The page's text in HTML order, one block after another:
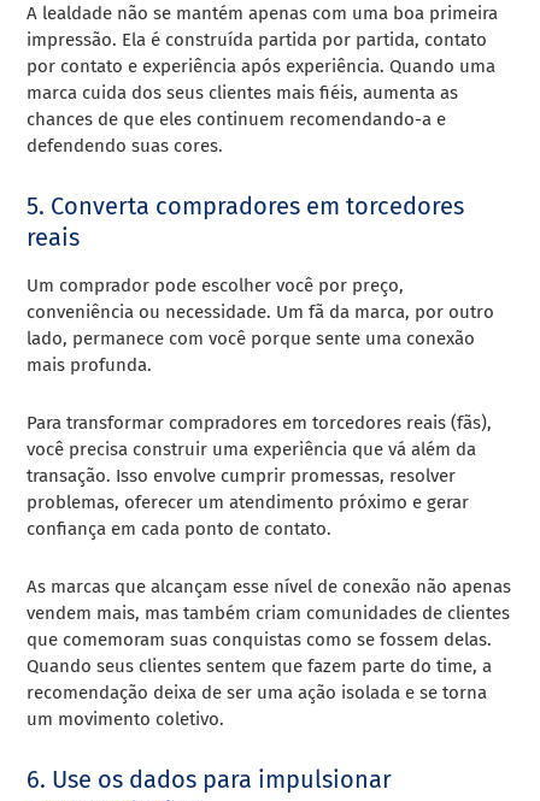
A lealdade não se mantém apenas com uma boa primeira
impressão. Ela é construída partida por partida, contato
por contato e experiência após experiência. Quando uma
marca cuida dos seus clientes mais fiéis, aumenta as
chances de que eles continuem recomendando-a e
defendendo suas cores.
5. Converta compradores em torcedores
reais
Um comprador pode escolher você por preço,
conveniência ou necessidade. Um fã da marca, por outro
lado, permanece com você porque sente uma conexão
mais profunda.
Para transformar compradores em torcedores reais (fãs),
você precisa construir uma experiência que vá além da
transação. Isso envolve cumprir promessas, resolver
problemas, oferecer um atendimento próximo e gerar
confiança em cada ponto de contato.
As marcas que alcançam esse nível de conexão não apenas
vendem mais, mas também criam comunidades de clientes
que comemoram suas conquistas como se fossem delas.
Quando seus clientes sentem que fazem parte do time, a
recomendação deixa de ser uma ação isolada e se torna
um movimento coletivo.
6. Use os dados para impulsionar